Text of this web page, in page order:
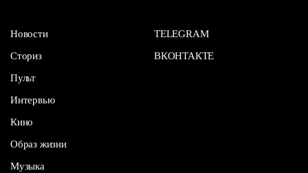
Новости
Сториз
Пульт
Интервью
Кино
Образ жизни
Музыка
TELEGRAM
ВКОНТАКТЕ